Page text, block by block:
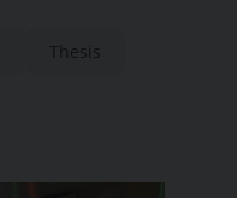
Thesis